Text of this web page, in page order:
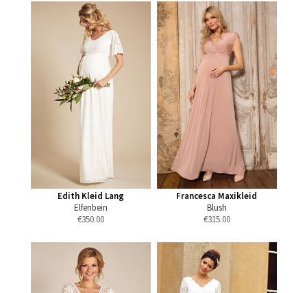
Edith Kleid Lang
Elfenbein
€350.00
Francesca Maxikleid
Blush
€315.00